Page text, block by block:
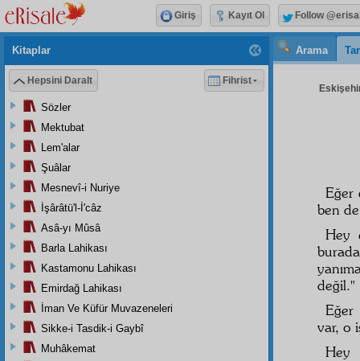
Arama
Eğer
ben
Hey
değil."
Eğer
var, o
Hey
Kitaplar
Hepsini Daralt Fihrist
Sözler
Mektubat
Lem'alar
Şuâlar
Mesnevî-i Nuriye
İşârâtü'l-İ'câz
Asâ-yı Mûsâ
Barla Lahikası
Kastamonu Lahikası
Emirdağ Lahikası
İman Ve Küfür Muvazeneleri
Sikke-i Tasdik-i Gaybî
Muhâkemat
Giriş Kayıt Ol Follow